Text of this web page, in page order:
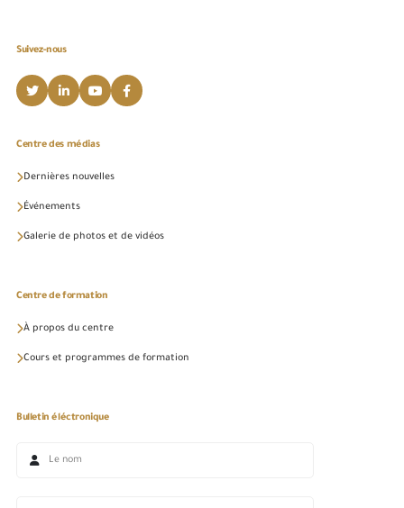
Suivez-nous
Centre des médias
Dernières nouvelles
Événements
Galerie de photos et de vidéos
Centre de formation
À propos du centre
Cours et programmes de formation
Bulletin éléctronique